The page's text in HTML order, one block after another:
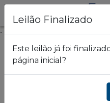
.
Frazão Leilões
Leilão de imóveis do
Leilão Finalizado
Este leilão já foi
página inicial?